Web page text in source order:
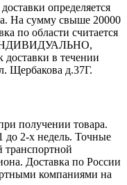
определяется
На сумму свыше 20000
по области считается
ИНДИВИДУАЛЬНО,
доставки в течении
Щербакова д.37Г.
получении товара.
до 2-х недель. Точные
транспортной
Доставка по России
компаниями на